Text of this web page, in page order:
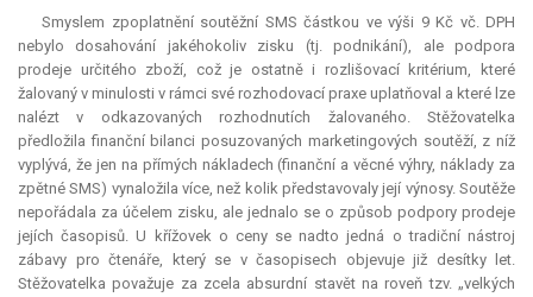
Smyslem zpoplatnění soutěžní SMS částkou ve výši 9 Kč vč. DPH
nebylo dosahování jakéhokoliv zisku (tj. podnikání), ale podpora
prodeje určitého zboží, což je ostatně i rozlišovací kritérium, které
žalovaný v minulosti v rámci své rozhodovací praxe uplatňoval a které lze
nalézt v odkazovaných rozhodnutích žalovaného. Stěžovatelka
předložila finanční bilanci posuzovaných marketingových soutěží, z níž
vyplývá, že jen na přímých nákladech (finanční a věcné výhry, náklady za
zpětné SMS) vynaložila více, než kolik představovaly její výnosy. Soutěže
nepořádala za účelem zisku, ale jednalo se o způsob podpory prodeje
jejích časopisů. U křížovek o ceny se nadto jedná o tradiční nástroj
zábavy pro čtenáře, který se v časopisech objevuje již desítky let.
Stěžovatelka považuje za zcela absurdní stavět na roveň tzv. „velkých